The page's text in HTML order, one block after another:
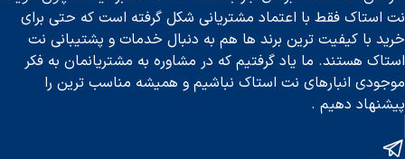
نت استاک فقط با اعتماد مشتریانی شکل گرفته است که حتی برای
خرید با کیفیت ترین برند ها هم به دنبال خدمات و پشتیبانی نت
استاک هستند. ما یاد گرفتیم که در مشاوره به مشتریانمان به فکر
موجودی انبارهای نت استاک نباشیم و همیشه مناسب ترین را
پیشنهاد دهیم .